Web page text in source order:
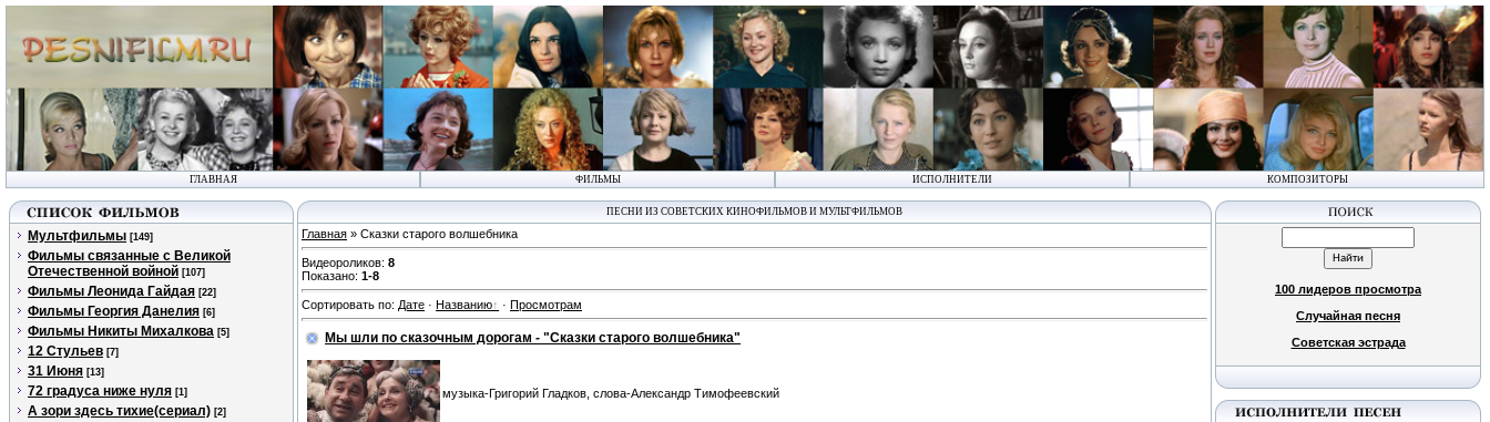
ГЛАВНАЯ ФИЛЬМЫ ИСПОЛНИТЕЛИ КОМПОЗИТОРЫ
Мультфильмы [149]
Фильмы связанные с Великой
Отечественной войной [107]
Фильмы Леонида Гайдая [22]
Фильмы Георгия Данелия [6]
Фильмы Никиты Михалкова [5]
12 Стульев [7]
31 Июня [13]
72 градуса ниже нуля [1]
А зори здесь тихие(сериал) [2]
ПЕСНИ ИЗ СОВЕТСКИХ КИНОФИЛЬМОВ И МУЛЬТФИЛЬМОВ
Главная » Сказки старого волшебника
Видеороликов: 8
Показано: 1-8
Сортировать по: Дате · Названию · Просмотрам
Мы шли по сказочным дорогам - "Сказки старого волшебника"
музыка-Григорий Гладков, слова-Александр Тимофеевский
100 лидеров просмотра
Случайная песня
Советская эстрада